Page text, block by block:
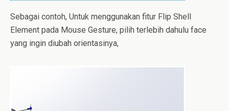
Sebagai contoh, Untuk menggunakan fitur Flip Shell
Element pada Mouse Gesture, pilih terlebih dahulu face
yang ingin diubah orientasinya,